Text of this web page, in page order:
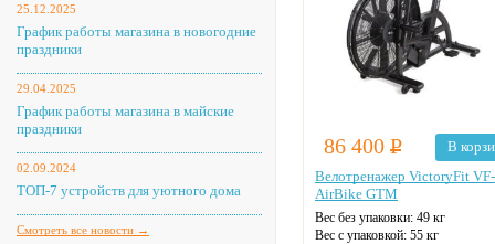
25.12.2025
График работы магазина в новогодние
праздники
29.04.2025
График работы магазина в майские
праздники
02.09.2024
ТОП-7 устройств для уютного дома
Смотреть все новости →
86 400 Р
В
Велотренажер VictoryFit VF-
AirBike GTM
Вес без упаковки: 49 кг
Вес с упаковкой: 55 кг